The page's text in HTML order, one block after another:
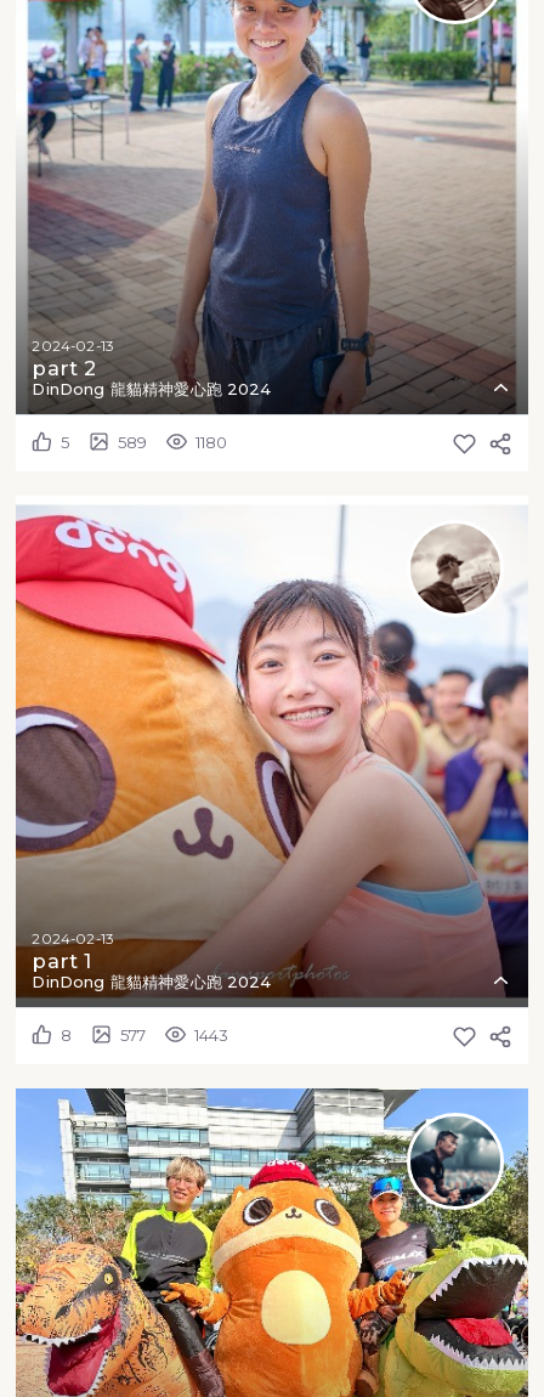
2024-02-13
part 2
DinDong 龍貓精神愛心跑 2024
5 589 1180
2024-02-13
part 1
DinDong 龍貓精神愛心跑 2024
8 577 1443